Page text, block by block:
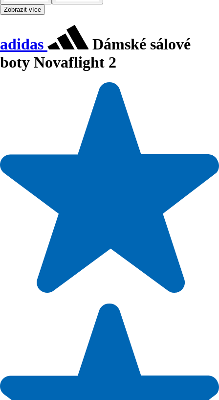
Zobrazit více
adidas
Dámské sálové
boty Novaflight 2